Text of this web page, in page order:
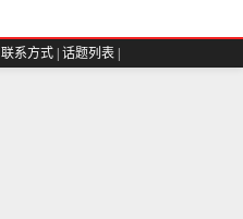
联系方式 | 话题列表 |